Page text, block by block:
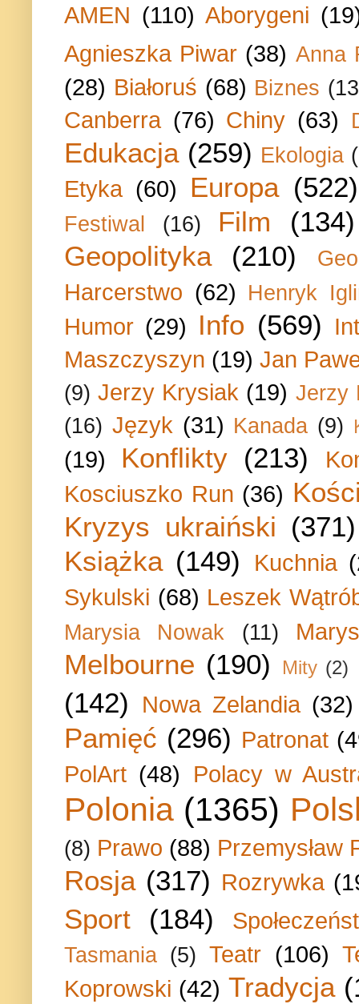
AMEN (110) Aborygeni
Agnieszka Piwar (38) Anna
(28) Białoruś (68) Biznes
Canberra (76) Chiny (63)
Edukacja (259) Ekologia
Etyka (60) Europa (522)
Festiwal (16) Film
(134)
Geopolityka
(210)
Harcerstwo (62) Henryk
Humor (29) Info (569)
Maszczyszyn (19) Jan
(9) Jerzy Krysiak (19) Jerzy
(16) Język (31) Kanada (9)
(19) Konflikty (213)
Kosciuszko Run (36)
Kryzys ukraiński (371)
Książka (149) Kuchnia
Sykulski (68) Leszek
Marysia Nowak (11)
Melbourne (190) Mity (2)
(142) Nowa Zelandia (32)
Pamięć (296) Patronat
PolArt (48) Polacy w
Polonia (1365)
(8) Prawo (88) Przemysław
Rosja (317) Rozrywka
Sport (184)
Tasmania (5) Teatr (106)
Koprowski (42) Tradycja